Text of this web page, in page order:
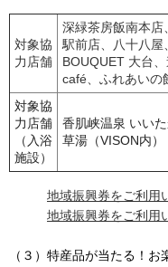
対象協
力店舗
深緑茶房飯南本
駅前店、八十八
BOUQUET 大台
café、ふれあいの
対象協
力店舗
（入浴
施設）
香肌峡温泉 いい
草湯（VISON内）
地域振興券をご利用
地域振興券をご利用
（３）特産品が当たる！お